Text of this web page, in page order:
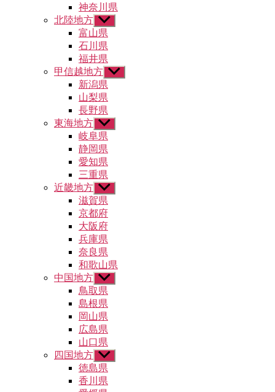
示
神奈川県
北陸地方 サ
ブ
メ
ニ
ュ
ー
を
表
示
富山県
石川県
福井県
甲信越地方 サ
ュ
ー
を
表
新潟県
山梨県
長野県
東海地方 サ
ブ
メ
ニ
ュ
ー
を
表
示
岐阜県
静岡県
愛知県
三重県
近畿地方 サ
ブ
メ
ニ
ュ
ー
を
表
示
滋賀県
京都府
大阪府
兵庫県
奈良県
和歌山県
中国地方 サ
ブ
メ
ニ
ュ
ー
を
表
示
鳥取県
島根県
岡山県
広島県
山口県
四国地方 サ
ブ
メ
ニ
徳島県
香川県